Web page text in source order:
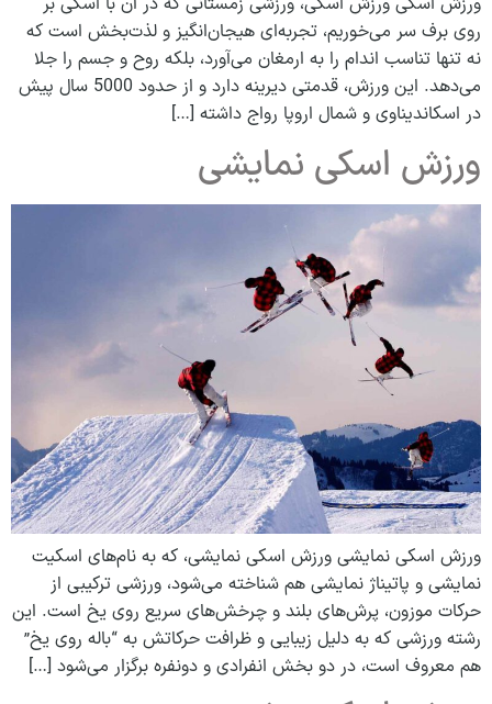
روی برف سر می‌خوریم، تجربه‌ای هیجان‌انگیز و لذت‌بخش است که
نه تنها تناسب اندام را به ارمغان می‌آورد، بلکه روح و جسم را جلا
می‌دهد. این ورزش، قدمتی دیرینه دارد و از حدود 5000 سال پیش
در اسکاندیناوی و شمال اروپا رواج داشته […]
ورزش اسکی نمایشی
ورزش اسکی نمایشی ورزش اسکی نمایشی، که به نام‌های اسکیت
نمایشی و پاتیناژ نمایشی هم شناخته می‌شود، ورزشی ترکیبی از
حرکات موزون، پرش‌های بلند و چرخش‌های سریع روی یخ است. این
رشته ورزشی که به دلیل زیبایی و ظرافت حرکاتش به “باله روی یخ”
هم معروف است، در دو بخش انفرادی و دونفره برگزار می‌شود […]